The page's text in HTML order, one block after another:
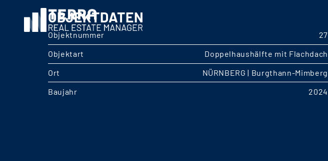
OBJEKTDATEN
Objektnummer
27
Objektart
Doppelhaushälfte mit Flachdach
Ort
NÜRNBERG | Burgthann-Mimberg
Baujahr
2024